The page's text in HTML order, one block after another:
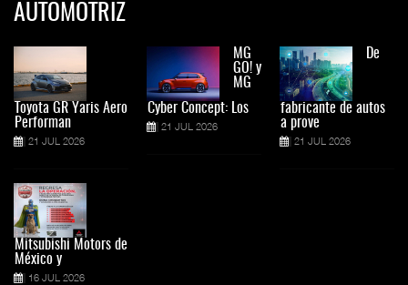
AUTOMOTRIZ
Toyota GR Yaris Aero
Performan
21 JUL 2026
Mitsubishi Motors de
México y
16 JUL 2026
MG
GO! y
MG
Cyber Concept: Los
21 JUL 2026
De
fabricante de autos
a prove
21 JUL 2026